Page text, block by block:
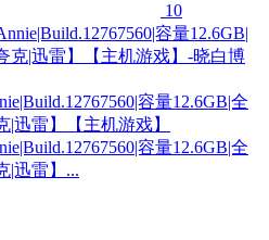
10
容量12.6GB|全
迅雷】【主机游戏】
容量12.6GB|全
|迅雷】...